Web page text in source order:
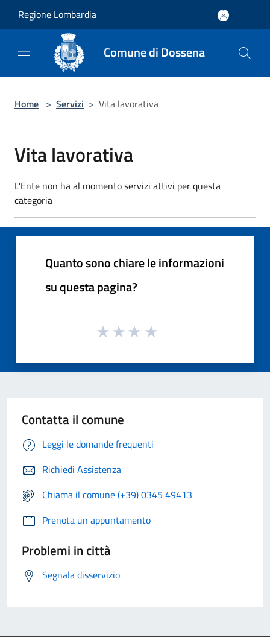
Regione Lombardia
Comune di Dossena
Home > Servizi > Vita lavorativa
Vita lavorativa
L'Ente non ha al momento servizi attivi per questa
categoria
Quanto sono chiare le informazioni
su questa pagina?
Contatta il comune
Leggi le domande frequenti
Richiedi Assistenza
Chiama il comune (+39) 0345 49413
Prenota un appuntamento
Problemi in città
Segnala disservizio